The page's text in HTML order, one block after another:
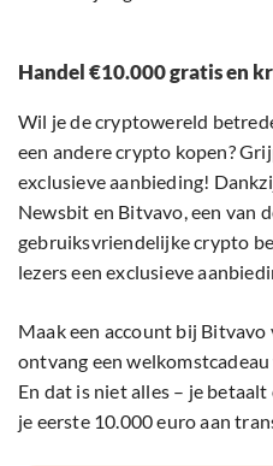
Handel €10.000 gratis en
Wil je de cryptowereld
een andere crypto kopen?
exclusieve aanbieding!
Newsbit en Bitvavo, een van
gebruiksvriendelijke crypto
lezers een exclusieve
Maak een account bij
ontvang een
En dat is niet alles – je
je eerste 10.000 euro aan